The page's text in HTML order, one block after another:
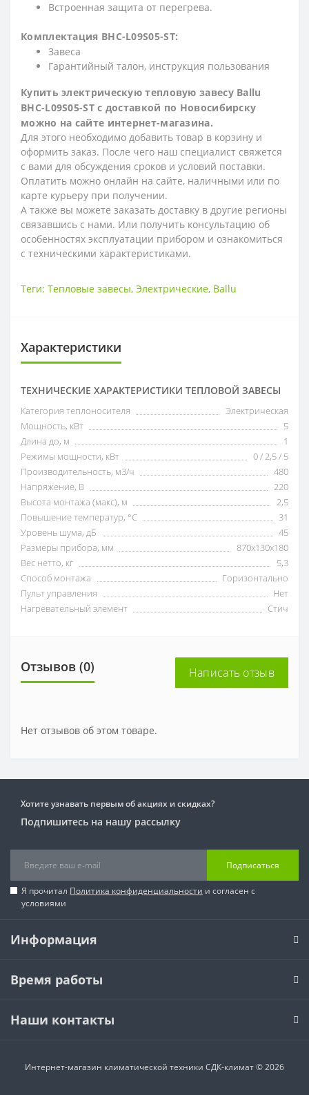
Встроенная защита от перегрева.
Комплектация BHC-L09S05-ST:
Завеса
Гарантийный талон, инструкция пользования
Купить электрическую тепловую завесу Ballu
BHC-L09S05-ST с доставкой по Новосибирску
можно на сайте интернет-магазина.
Для этого необходимо добавить товар в корзину и
оформить заказ. После чего наш специалист свяжется
с вами для обсуждения сроков и условий поставки.
Оплатить можно онлайн на сайте, наличными или по
карте курьеру при получении.
А также вы можете заказать доставку в другие регионы
связавшись с нами. Или получить консультацию об
особенностях эксплуатации прибором и ознакомиться
с техническими характеристиками.
Теги: Тепловые завесы, Электрические, Ballu
Характеристики
ТЕХНИЧЕСКИЕ ХАРАКТЕРИСТИКИ ТЕПЛОВОЙ ЗАВЕСЫ
Категория теплоносителя
Электрическая
Мощность, кВт
5
Длина до, м
1
Режимы мощности, кВт
0 / 2,5 / 5
Производительность, м3/ч
480
Напряжение, В
220
Высота монтажа (макс), м
2,5
Повышение температур, °С
31
Уровень шума, дБ
45
Размеры прибора, мм
870х130х180
Вес нетто, кг
5,3
Способ монтажа
Горизонтально
Пульт управления
Нет
Нагревательный элемент
Стич
Отзывов (0) Написать отзыв
Нет отзывов об этом товаре.
Хотите узнавать первым об акциях и скидках?
Подпишитесь на нашу рассылку
Подписаться
Я прочитал Политика конфиденциальности и согласен с
условиями
Информация
Время работы
Наши контакты
Интернет-магазин климатической техники СДК-климат © 2026